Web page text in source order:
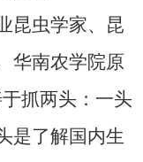
昆虫学家、昆
华南农学院原
抓两头：一头
是了解国内生